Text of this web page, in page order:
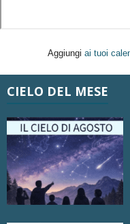
Aggiungi ai tuoi
CIELO DEL MESE